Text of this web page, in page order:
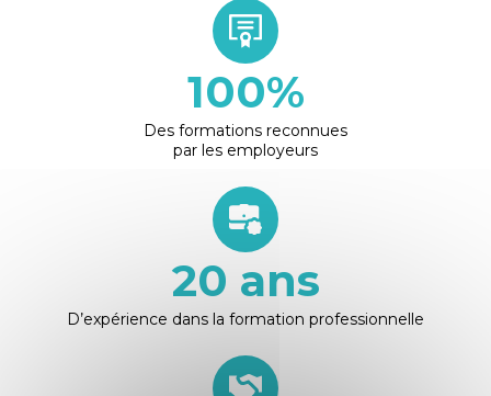
100%
Des formations reconnues
par les employeurs
20 ans
D’expérience dans la formation professionnelle